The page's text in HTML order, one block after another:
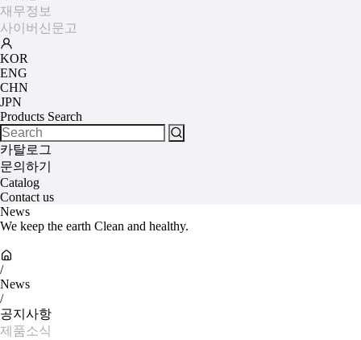
재무정보
사이버신문고
KOR
ENG
CHN
JPN
Products Search
카탈로그
문의하기
Catalog
Contact us
News
We keep the earth Clean and healthy.
/
News
/
공지사항
제품소식